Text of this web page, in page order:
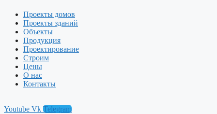
Проекты домов
Проекты зданий
Объекты
Продукция
Проектирование
Строим
Цены
О нас
Контакты
Youtube Vk Telegram